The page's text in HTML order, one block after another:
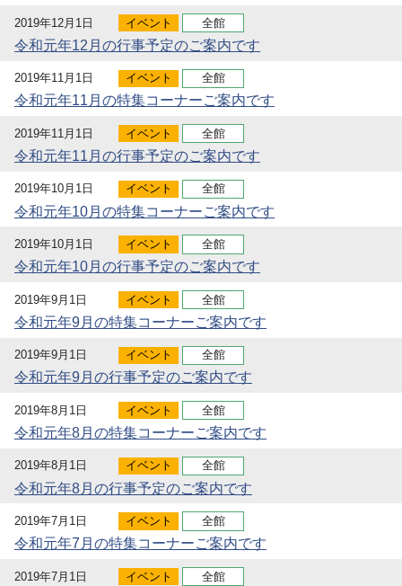
2019年12月1日 イベント 全館
令和元年12月の行事予定のご案内です
2019年11月1日 イベント 全館
令和元年11月の特集コーナーご案内です
2019年11月1日 イベント 全館
令和元年11月の行事予定のご案内です
2019年10月1日 イベント 全館
令和元年10月の特集コーナーご案内です
2019年10月1日 イベント 全館
令和元年10月の行事予定のご案内です
2019年9月1日 イベント 全館
令和元年9月の特集コーナーご案内です
2019年9月1日 イベント 全館
令和元年9月の行事予定のご案内です
2019年8月1日 イベント 全館
令和元年8月の特集コーナーご案内です
2019年8月1日 イベント 全館
令和元年8月の行事予定のご案内です
2019年7月1日 イベント 全館
令和元年7月の特集コーナーご案内です
2019年7月1日 イベント 全館